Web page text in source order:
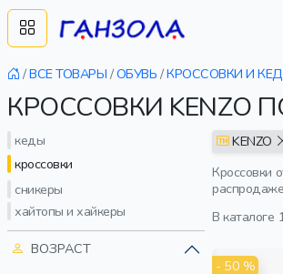
/ВСЕ ТОВАРЫ /ОБУВЬ /КРОССОВКИ И
КРОССОВКИ KENZO
кеды
кроссовки
сникеры
хайтопы и хайкеры
ВОЗРАСТ
KENZO
Кроссовки
В каталоге
- 50 %